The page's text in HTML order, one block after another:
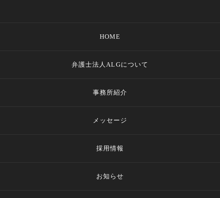
HOME
弁護士法人ALGについて
事務所紹介
メッセージ
採用情報
お知らせ